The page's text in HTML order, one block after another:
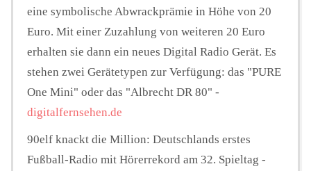
eine symbolische Abwrackprämie in Höhe von 20
Euro. Mit einer Zuzahlung von weiteren 20 Euro
erhalten sie dann ein neues Digital Radio Gerät. Es
stehen zwei Gerätetypen zur Verfügung: das "PURE
One Mini" oder das "Albrecht DR 80" -
digitalfernsehen.de
90elf knackt die Million: Deutschlands erstes
Fußball-Radio mit Hörerrekord am 32. Spieltag -